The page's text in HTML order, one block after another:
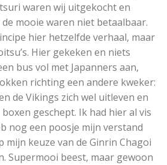
waren wij uitgekocht en
mooie waren niet betaalbaar.
hier hetzelfde verhaal, maar
Hier gekeken en niets
bus vol met Japanners aan,
richting een andere kweker:
de Vikings zich wel uitleven en
geschept. Ik had hier al vis
nog een poosje mijn verstand
mijn keuze van de Ginrin Chagoi
Supermooi beest, maar gewoon